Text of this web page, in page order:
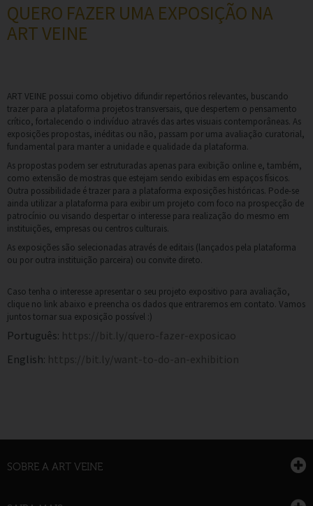
QUERO FAZER UMA EXPOSIÇÃO NA
ART VEINE
ART VEINE possui como objetivo difundir repertórios relevantes, buscando
trazer para a plataforma projetos transversais, que despertem o pensamento
crítico, fortalecendo o indivíduo através das artes visuais contemporâneas. As
exposições propostas, inéditas ou não, passam por uma avaliação curatorial,
fundamental para manter a unidade e qualidade da plataforma.
As propostas podem ser estruturadas apenas para exibição online e, também,
como extensão de mostras que estejam sendo exibidas em espaços físicos.
Outra possibilidade é trazer para a plataforma exposições históricas. Pode-se
ainda utilizar a plataforma para exibir um projeto com foco na prospecção de
patrocínio ou visando despertar o interesse para realização do mesmo em
instituições, empresas ou centros culturais.
As exposições são selecionadas através de editais (lançados pela plataforma
ou por outra instituição parceira) ou convite direto.
Caso tenha o interesse apresentar o seu projeto expositivo para avaliação,
clique no link abaixo e preencha os dados que entraremos em contato. Vamos
juntos tornar sua exposição possível :)
Português: https://bit.ly/quero-fazer-exposicao
English: https://bit.ly/want-to-do-an-exhibition
SOBRE A ART VEINE